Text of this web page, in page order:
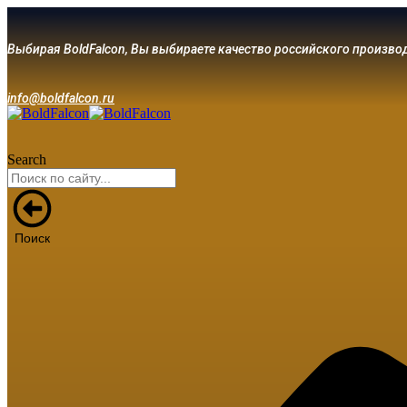
Выбирая BoldFalcon, Вы выбираете качество российского
info@boldfalcon.ru
Search
Поиск